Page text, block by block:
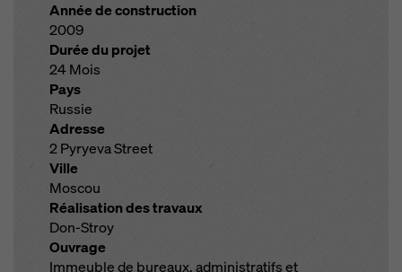
Année de construction
2009
Durée du projet
24 Mois
Pays
Russie
Adresse
2 Pyryeva Street
Ville
Moscou
Réalisation des travaux
Don-Stroy
Ouvrage
Immeuble de bureaux, administratifs et